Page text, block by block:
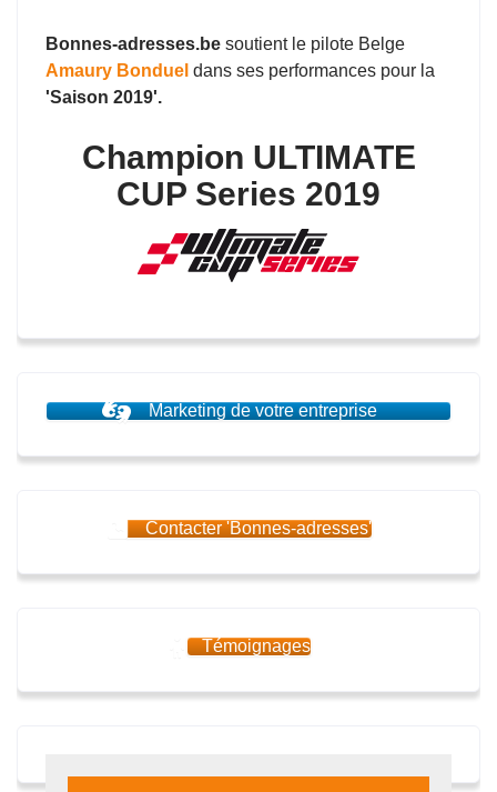
Bonnes-adresses.be soutient le pilote Belge
Amaury Bonduel dans ses performances pour la
'Saison 2019'.
Champion ULTIMATE
CUP Series 2019
Marketing de votre entreprise
Contacter 'Bonnes-adresses'
Témoignages